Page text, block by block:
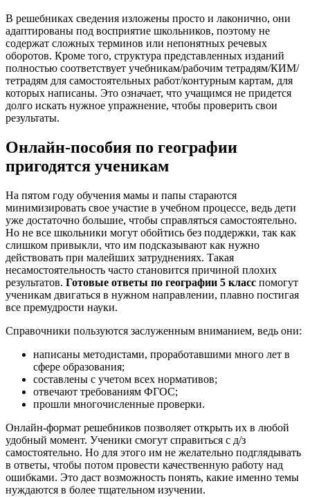
В решебниках сведения изложены просто и лаконично, они
адаптированы под восприятие школьников, поэтому не
содержат сложных терминов или непонятных речевых
оборотов. Кроме того, структура представленных изданий
полностью соответствует учебникам/рабочим тетрадям/КИМ/
тетрадям для самостоятельных работ/контурным картам, для
которых написаны. Это означает, что учащимся не придется
долго искать нужное упражнение, чтобы проверить свои
результаты.
Онлайн-пособия по географии
пригодятся ученикам
На пятом году обучения мамы и папы стараются
минимизировать свое участие в учебном процессе, ведь дети
уже достаточно большие, чтобы справляться самостоятельно.
Но не все школьники могут обойтись без поддержки, так как
слишком привыкли, что им подсказывают как нужно
действовать при малейших затруднениях. Такая
несамостоятельность часто становится причиной плохих
результатов. Готовые ответы по географии 5 класс помогут
ученикам двигаться в нужном направлении, плавно постигая
все премудрости науки.
Справочники пользуются заслуженным вниманием, ведь они:
написаны методистами, проработавшими много лет в
сфере образования;
составлены с учетом всех нормативов;
отвечают требованиям ФГОС;
прошли многочисленные проверки.
Онлайн-формат решебников позволяет открыть их в любой
удобный момент. Ученики смогут справиться с д/з
самостоятельно. Но для этого им не желательно подглядывать
в ответы, чтобы потом провести качественную работу над
ошибками. Это даст возможность понять, какие именно темы
нуждаются в более тщательном изучении.